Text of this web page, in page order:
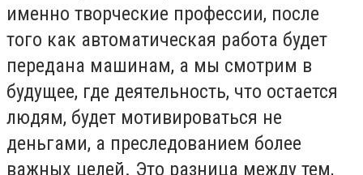
именно творческие профессии, после
того как автоматическая работа будет
передана машинам, а мы смотрим в
будущее, где деятельность, что остается
людям, будет мотивироваться не
деньгами, а преследованием более
важных целей. Это разница между тем,